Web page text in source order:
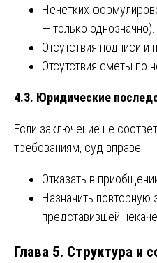
Нечётких
— только однозначно).
Отсутствия подписи и
Отсутствия сметы по
4.3. Юридические
Если заключение не
требованиям, суд вправе:
Отказать в
Назначить повторную
представившей
Глава 5. Структура и